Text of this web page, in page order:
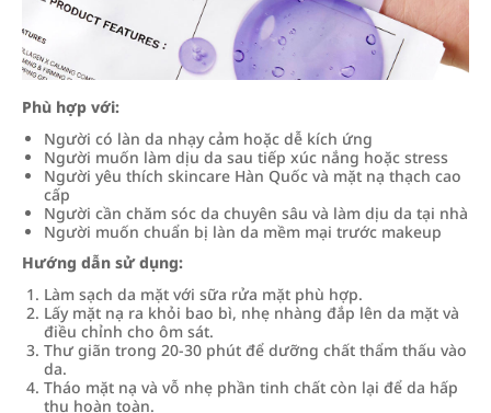
Phù hợp với:
Người có làn da nhạy cảm hoặc dễ kích ứng
Người muốn làm dịu da sau tiếp xúc nắng hoặc stress
Người yêu thích skincare Hàn Quốc và mặt nạ thạch cao
cấp
Người cần chăm sóc da chuyên sâu và làm dịu da tại nhà
Người muốn chuẩn bị làn da mềm mại trước makeup
Hướng dẫn sử dụng:
Làm sạch da mặt với sữa rửa mặt phù hợp.
Lấy mặt nạ ra khỏi bao bì, nhẹ nhàng đắp lên da mặt và
điều chỉnh cho ôm sát.
Thư giãn trong 20-30 phút để dưỡng chất thẩm thấu vào
da.
Tháo mặt nạ và vỗ nhẹ phần tinh chất còn lại để da hấp
thụ hoàn toàn.